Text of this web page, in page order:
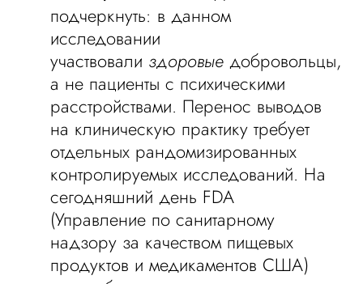
подчеркнуть: в данном
исследовании
участвовали здоровые добровольцы,
а не пациенты с психическими
расстройствами. Перенос выводов
на клиническую практику требует
отдельных рандомизированных
контролируемых исследований. На
сегодняшний день FDA
(Управление по санитарному
надзору за качеством пищевых
продуктов и медикаментов США)